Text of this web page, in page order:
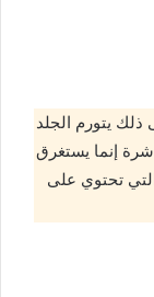
يتورم الجلد
إنما يستغرق
التي تحتوي على